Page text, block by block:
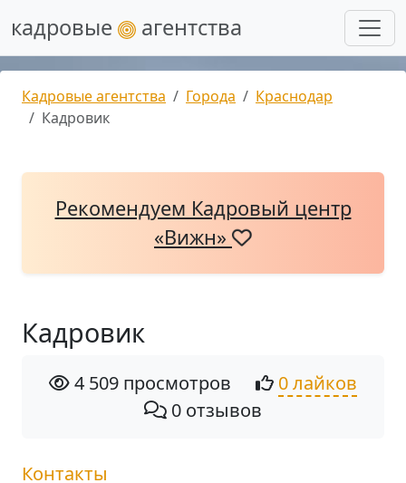
кадровые агентства
Кадровые агентства Города
Краснодар
Кадровик
Рекомендуем Кадровый центр
«Вижн»
Кадровик
4 509 просмотров
0 лайков
0 отзывов
Контакты